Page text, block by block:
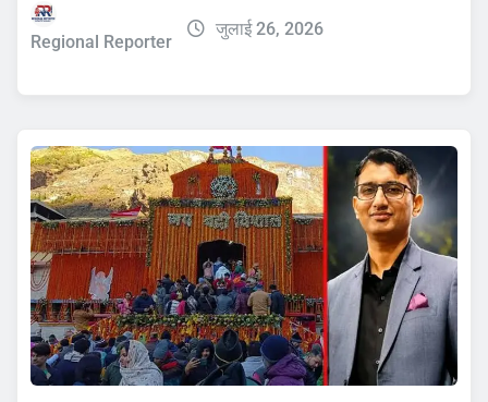
Regional Reporter
जुलाई 26, 2026